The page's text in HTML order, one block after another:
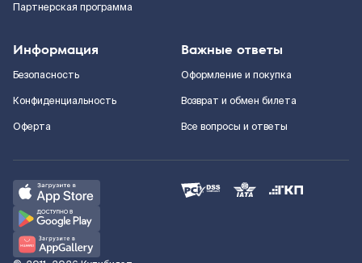
Партнерская программа
Информация
Безопасность
Конфиденциальность
Оферта
Важные ответы
Оформление и покупка
Возврат и обмен билета
Все вопросы и ответы